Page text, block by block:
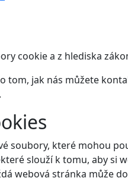
cookie a z hlediska
tom, jak nás můžete
soubory, které mohou
slouží k tomu, aby si
webová stránka může